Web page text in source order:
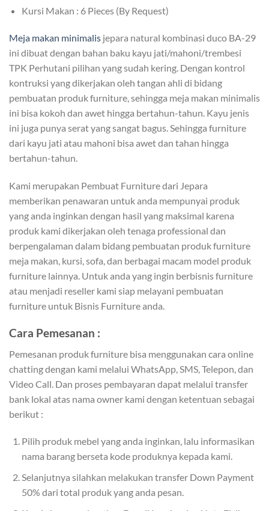
Kursi Makan : 6 Pieces (By Request)
Meja makan minimalis jepara natural kombinasi duco BA-29
ini dibuat dengan bahan baku kayu jati/mahoni/trembesi
TPK Perhutani pilihan yang sudah kering. Dengan kontrol
kontruksi yang dikerjakan oleh tangan ahli di bidang
pembuatan produk furniture, sehingga meja makan minimalis
ini bisa kokoh dan awet hingga bertahun-tahun. Kayu jenis
ini juga punya serat yang sangat bagus. Sehingga furniture
dari kayu jati atau mahoni bisa awet dan tahan hingga
bertahun-tahun.
Kami merupakan Pembuat Furniture dari Jepara
memberikan penawaran untuk anda mempunyai produk
yang anda inginkan dengan hasil yang maksimal karena
produk kami dikerjakan oleh tenaga professional dan
berpengalaman dalam bidang pembuatan produk furniture
meja makan, kursi, sofa, dan berbagai macam model produk
furniture lainnya. Untuk anda yang ingin berbisnis furniture
atau menjadi reseller kami siap melayani pembuatan
furniture untuk Bisnis Furniture anda.
Cara Pemesanan :
Pemesanan produk furniture bisa menggunakan cara online
chatting dengan kami melalui WhatsApp, SMS, Telepon, dan
Video Call. Dan proses pembayaran dapat melalui transfer
bank lokal atas nama owner kami dengan ketentuan sebagai
berikut :
Pilih produk mebel yang anda inginkan, lalu informasikan
nama barang berseta kode produknya kepada kami.
Selanjutnya silahkan melakukan transfer Down Payment
50% dari total produk yang anda pesan.